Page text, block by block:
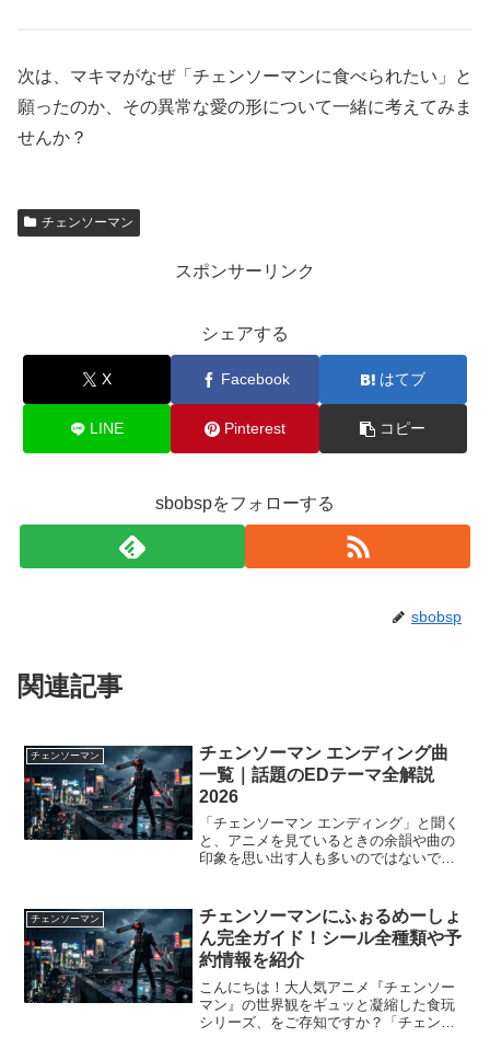
次は、マキマがなぜ「チェンソーマンに食べられたい」と
願ったのか、その異常な愛の形について一緒に考えてみま
せんか？
チェンソーマン
スポンサーリンク
シェアする
X Facebook はてブ
LINE Pinterest コピー
sbobspをフォローする
sbobsp
関連記事
チェンソーマン
チェンソーマン エンディング曲
一覧｜話題のEDテーマ全解説
2026
「チェンソーマン エンディング」と聞く
と、アニメを見ているときの余韻や曲の
印象を思い出す人も多いのではないでし
（ED）が話ごとに変わる、いわゆる「週
替わりED」方式を採用...
チェンソーマン
チェンソーマンにふぉるめーしょ
ん完全ガイド！シール全種類や予
約情報を紹介
こんにちは！大人気アニメ『チェンソー
マン』の世界観をギュッと凝縮した食玩
シリーズ、をご存知ですか？「チェンソ